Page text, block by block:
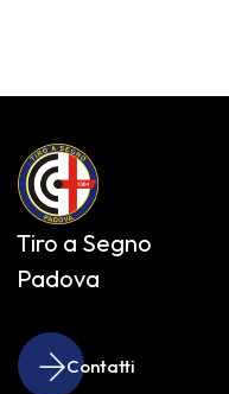
Tiro a Segno
Padova
Contatti